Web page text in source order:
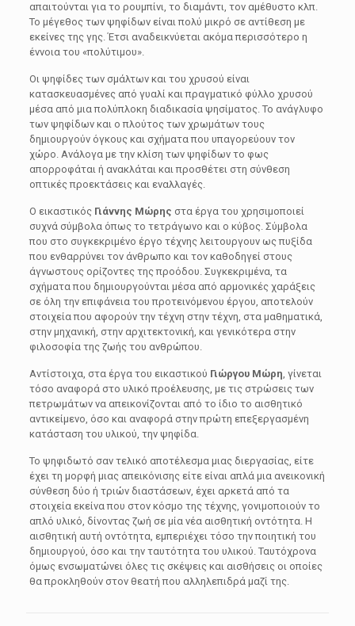
απαιτούνται για το ρουμπίνι, το διαμάντι, τον αμέθυστο κλπ.
Το μέγεθος των ψηφίδων είναι πολύ μικρό σε αντίθεση με
εκείνες της γης. Έτσι αναδεικνύεται ακόμα περισσότερο η
έννοια του «πολύτιμου».
Οι ψηφίδες των σμάλτων και του χρυσού είναι
κατασκευασμένες από γυαλί και πραγματικό φύλλο χρυσού
μέσα από μια πολύπλοκη διαδικασία ψησίματος. Το ανάγλυφο
των ψηφίδων και ο πλούτος των χρωμάτων τους
δημιουργούν όγκους και σχήματα που υπαγορεύουν τον
χώρο. Ανάλογα με την κλίση των ψηφίδων το φως
απορροφάται ή ανακλάται και προσθέτει στη σύνθεση
οπτικές προεκτάσεις και εναλλαγές.
Ο εικαστικός Γιάννης Μώρης στα έργα του χρησιμοποιεί
συχνά σύμβολα όπως το τετράγωνο και ο κύβος. Σύμβολα
που στο συγκεκριμένο έργο τέχνης λειτουργουν ως πυξίδα
που ενθαρρύνει τον άνθρωπο και τον καθοδηγεί στους
άγνωστους ορίζοντες της προόδου. Συγκεκριμένα, τα
σχήματα που δημιουργούνται μέσα από αρμονικές χαράξεις
σε όλη την επιφάνεια του προτεινόμενου έργου, αποτελούν
στοιχεία που αφορούν την τέχνη στην τέχνη, στα μαθηματικά,
στην μηχανική, στην αρχιτεκτονική, και γενικότερα στην
φιλοσοφία της ζωής του ανθρώπου.
Αντίστοιχα, στα έργα του εικαστικού Γιώργου Μώρη, γίνεται
τόσο αναφορά στο υλικό προέλευσης, με τις στρώσεις των
πετρωμάτων να απεικονίζονται από το ίδιο το αισθητικό
αντικείμενο, όσο και αναφορά στην πρώτη επεξεργασμένη
κατάσταση του υλικού, την ψηφίδα.
Το ψηφιδωτό σαν τελικό αποτέλεσμα μιας διεργασίας, είτε
έχει τη μορφή μιας απεικόνισης είτε είναι απλά μια ανεικονική
σύνθεση δύο ή τριών διαστάσεων, έχει αρκετά από τα
στοιχεία εκείνα που στον κόσμο της τέχνης, γονιμοποιούν το
απλό υλικό, δίνοντας ζωή σε μία νέα αισθητική οντότητα. Η
αισθητική αυτή οντότητα, εμπεριέχει τόσο την ποιητική του
δημιουργού, όσο και την ταυτότητα του υλικού. Ταυτόχρονα
όμως ενσωματώνει όλες τις σκέψεις και αισθήσεις οι οποίες
θα προκληθούν στον θεατή που αλληλεπιδρά μαζί της.